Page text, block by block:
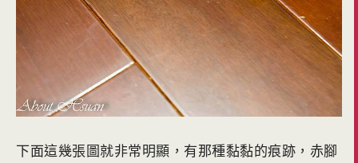
下面這幾張圖就非常明顯，有那種黏黏的痕跡，赤腳